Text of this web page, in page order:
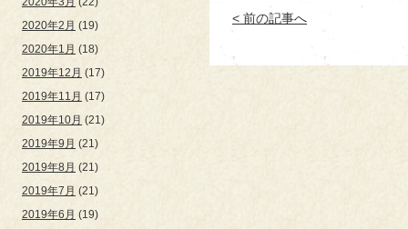
2020年2月 (19)
2020年1月 (18)
2019年12月 (17)
2019年11月 (17)
2019年10月 (21)
2019年9月 (21)
2019年8月 (21)
2019年7月 (21)
2019年6月 (19)
< 前の記事へ